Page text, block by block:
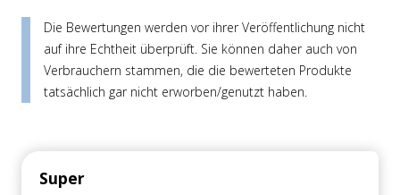
Die Bewertungen werden vor ihrer Veröffentlichung nicht
auf ihre Echtheit überprüft. Sie können daher auch von
Verbrauchern stammen, die die bewerteten Produkte
tatsächlich gar nicht erworben/genutzt haben.
Super